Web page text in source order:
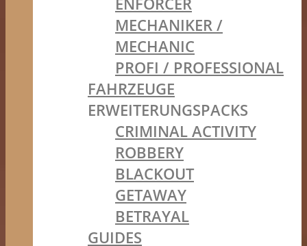
MECHANIKER /
MECHANIC
PROFI / PROFESSIONAL
FAHRZEUGE
ERWEITERUNGSPACKS
CRIMINAL ACTIVITY
ROBBERY
BLACKOUT
GETAWAY
BETRAYAL
GUIDES